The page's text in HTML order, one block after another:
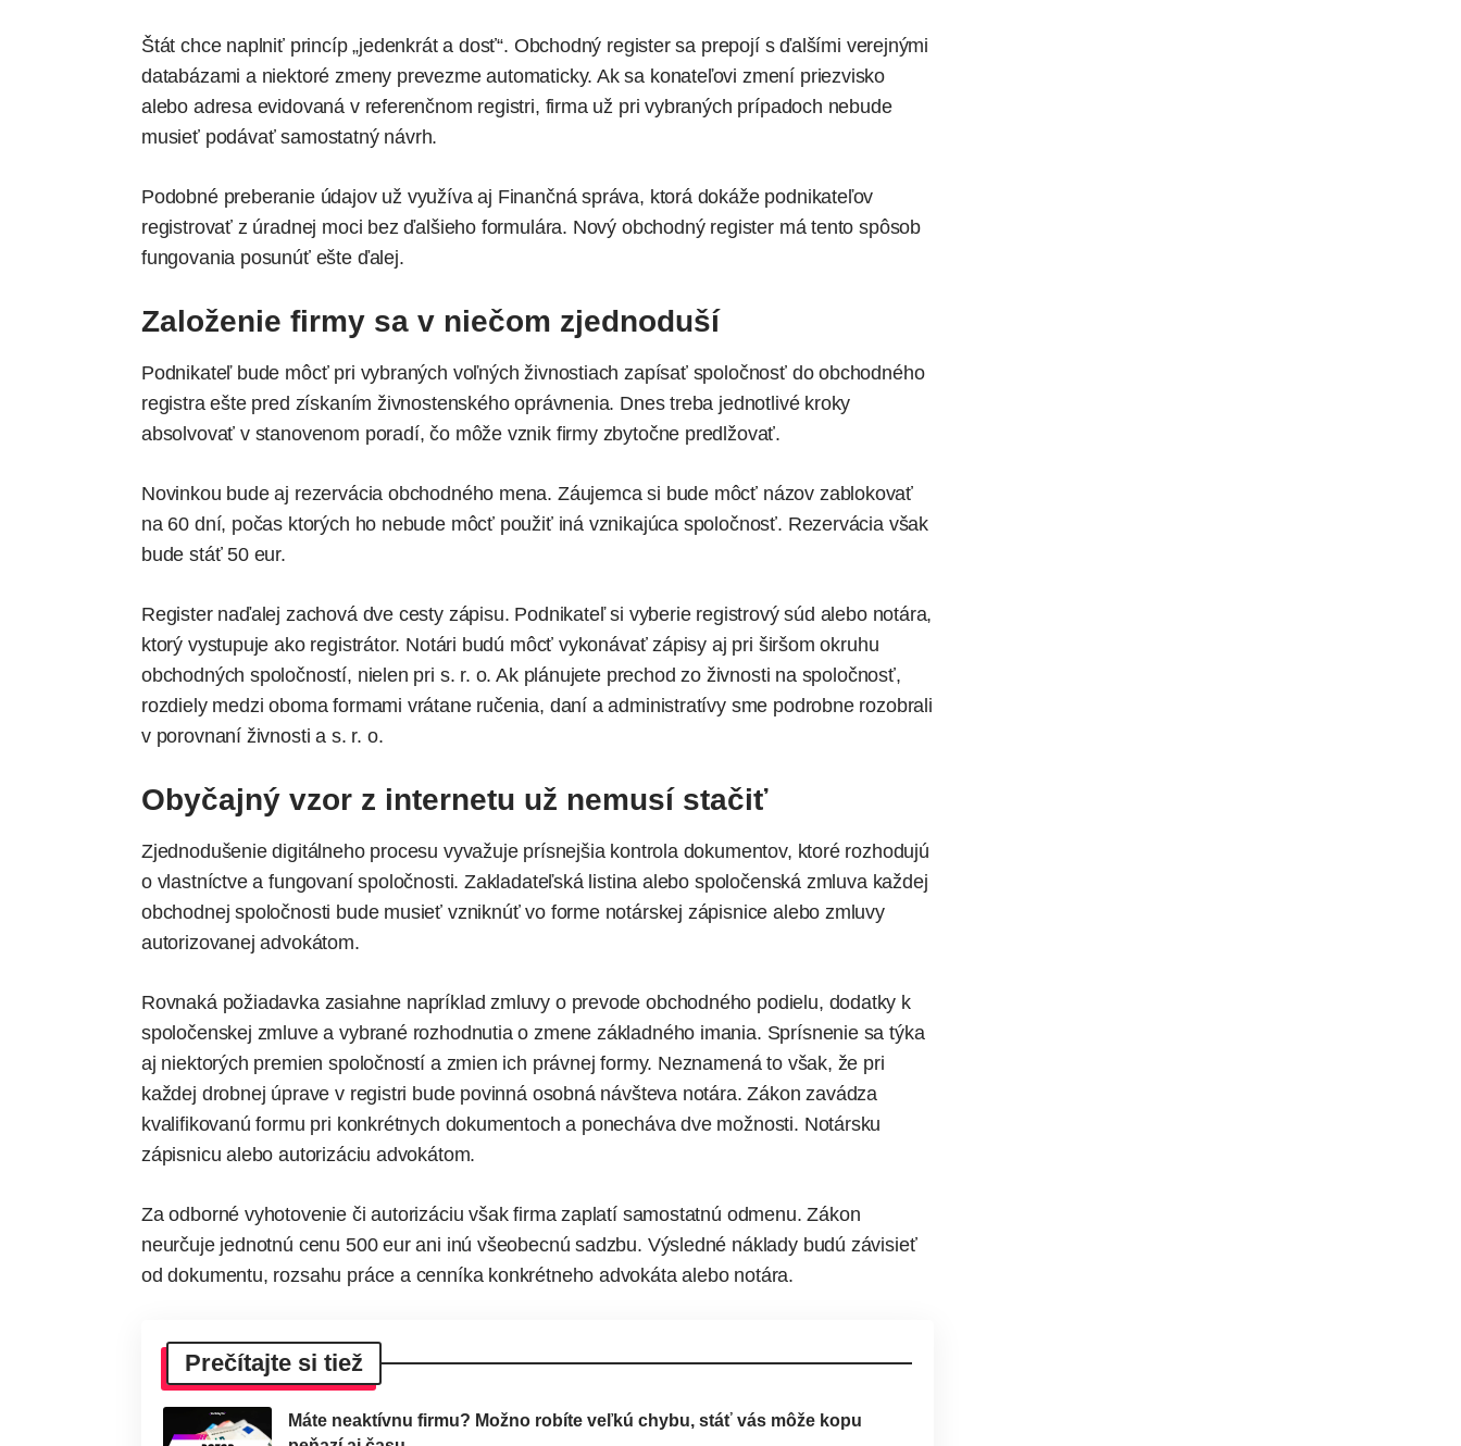
Štát chce naplniť princíp „jedenkrát a dosť“. Obchodný register sa prepojí s ďalšími verejnými
databázami a niektoré zmeny prevezme automaticky. Ak sa konateľovi zmení priezvisko
alebo adresa evidovaná v referenčnom registri, firma už pri vybraných prípadoch nebude
musieť podávať samostatný návrh.
Podobné preberanie údajov už využíva aj Finančná správa, ktorá dokážepodnikateľov
registrovať z úradnej moci bez ďalšieho formulára. Nový obchodný register má tento spôsob
fungovania posunúť ešte ďalej.
Založenie firmy sa v niečom zjednoduší
Podnikateľ bude môcť pri vybraných voľných živnostiach zapísať spoločnosť do obchodného
registra ešte pred získaním živnostenského oprávnenia. Dnes treba jednotlivé kroky
absolvovať v stanovenom poradí, čo môže vznik firmy zbytočne predlžovať.
Novinkou bude aj rezervácia obchodného mena. Záujemca si bude môcť názov zablokovať
na 60 dní, počas ktorých ho nebude môcť použiť iná vznikajúca spoločnosť. Rezervácia však
bude stáť 50 eur.
Register naďalej zachová dve cesty zápisu. Podnikateľ si vyberie registrový súd alebo notára,
ktorý vystupuje ako registrátor. Notári budú môcť vykonávať zápisy aj pri širšom okruhu
obchodných spoločností, nielen pri s. r. o. Ak plánujete prechod zo živnosti na spoločnosť,
rozdiely medzi oboma formami vrátane ručenia, daní a administratívy sme podrobne rozobrali
v porovnaní živnosti a s. r. o.
Obyčajný vzor z internetu už nemusí stačiť
Zjednodušenie digitálneho procesu vyvažuje prísnejšia kontrola dokumentov, ktoré rozhodujú
o vlastníctve a fungovaní spoločnosti. Zakladateľská listina alebo spoločenská zmluva každej
obchodnej spoločnosti bude musieť vzniknúť vo forme notárskej zápisnice alebo zmluvy
autorizovanej advokátom.
Rovnaká požiadavka zasiahne napríklad zmluvy o prevode obchodného podielu, dodatky k
spoločenskej zmluve a vybrané rozhodnutia o zmene základného imania. Sprísnenie sa týka
aj niektorých premien spoločností a zmien ich právnej formy. Neznamená to však, že pri
každej drobnej úprave v registri bude povinná osobná návšteva notára. Zákon zavádza
kvalifikovanú formu pri konkrétnych dokumentoch a ponecháva dve možnosti. Notársku
zápisnicu alebo autorizáciu advokátom.
Za odborné vyhotovenie či autorizáciu však firma zaplatí samostatnú odmenu. Zákon
neurčuje jednotnú cenu 500 eur ani inú všeobecnú sadzbu. Výsledné náklady budú závisieť
od dokumentu, rozsahu práce a cenníka konkrétneho advokáta alebo notára.
Prečítajte si tiež
Máte neaktívnu firmu? Možno robíte veľkú chybu, stáť vás môže kopu